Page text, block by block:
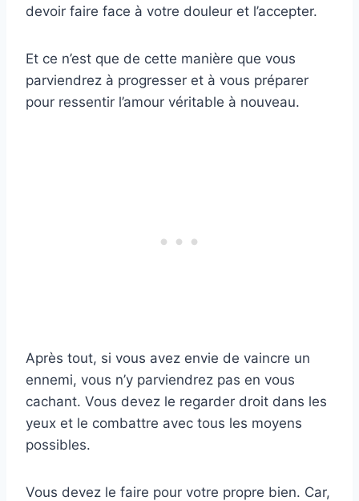
devoir faire face à votre douleur et l’accepter.
Et ce n’est que de cette manière que vous
parviendrez à progresser et à vous préparer
pour ressentir l’amour véritable à nouveau.
Après tout, si vous avez envie de vaincre un
ennemi, vous n’y parviendrez pas en vous
cachant. Vous devez le regarder droit dans les
yeux et le combattre avec tous les moyens
possibles.
Vous devez le faire pour votre propre bien. Car,